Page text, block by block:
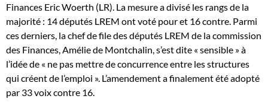
Finances Eric Woerth (LR). La mesure a divisé les rangs de la
majorité : 14 députés LREM ont voté pour et 16 contre. Parmi
ces derniers, la chef de file des députés LREM de la commission
des Finances, Amélie de Montchalin, s’est dite « sensible » à
l’idée de « ne pas mettre de concurrence entre les structures
qui créent de l’emploi ». L’amendement a finalement été adopté
par 33 voix contre 16.